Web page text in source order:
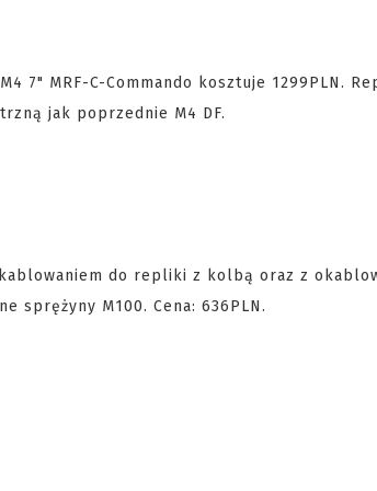
7" MRF-C-Commando kosztuje 1299PLN.
jak poprzednie M4 DF.
do repliki z kolbą oraz z
sprężyny M100. Cena: 636PLN.